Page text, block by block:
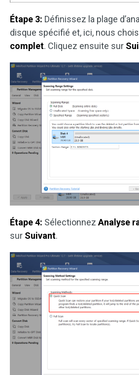
Étape 3: Définissez la plage
disque spécifié et, ici, nous
complet. Cliquez ensuite sur
Étape 4: SélectionnezAnalyse
sur Suivant.